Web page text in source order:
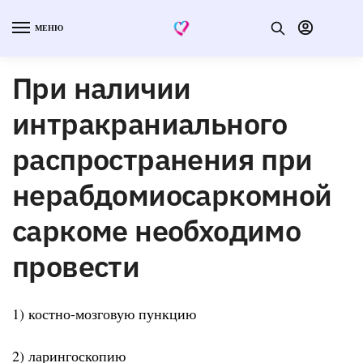
МЕНЮ
При наличии
интракраниального
распространения при
нерабдомиосаркомной
саркоме необходимо
провести
1) костно-мозговую пункцию
2) ларингоскопию